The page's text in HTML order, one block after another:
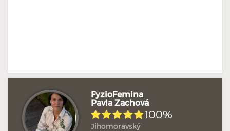
FyzioFemina
Pavla Zachová
100%
Jihomoravský
Doposud žádné hodnocení Profil terapeuta